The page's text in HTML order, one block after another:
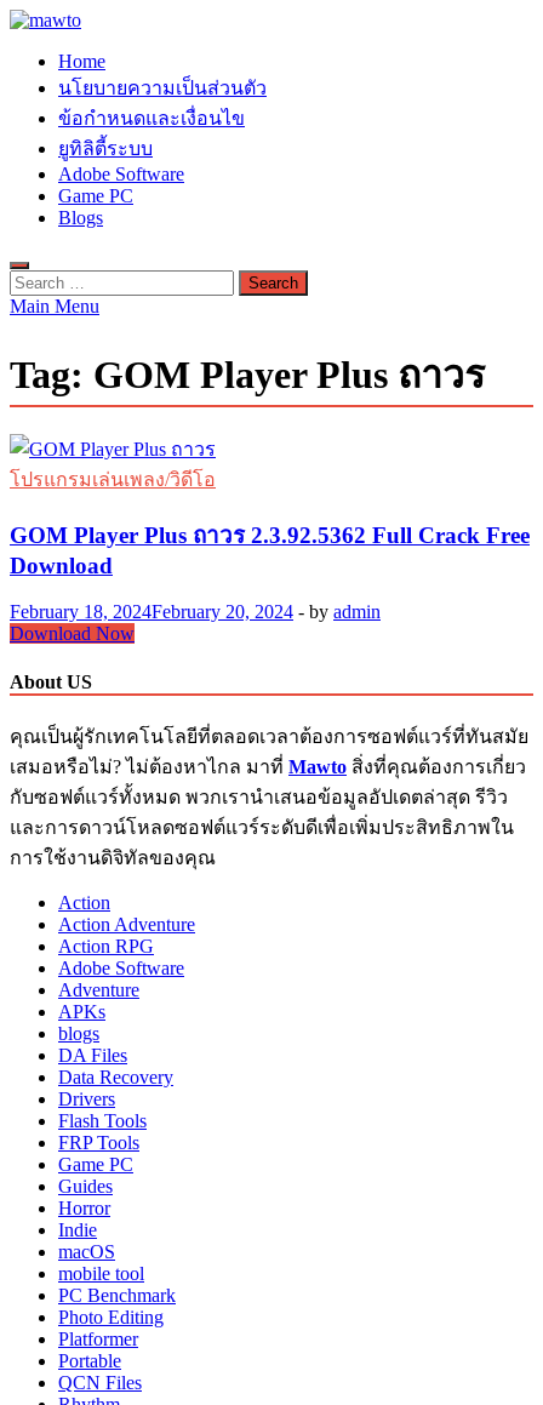
Skip
content
MAWTO
ดาวน์โหลดโปรแกรมฟรี ตัวเต็มถาวร ใหม่ 2023 ไม่ครอบลิงค์
Home
นโยบายความเป็นส่วนตัว
ข้อกำหนดและเงื่อนไข
ยูทิลิตี้ระบบ
Adobe Software
Game PC
Blogs
Search
for:
Main Menu
Tag: GOM Player Plus ถาวร
โปรแกรมเล่นเพลง/วิดีโอ
GOM Player Plus ถาวร 2.3.92.5362 Full Crack Free
Download
February 18, 2024February 20, 2024 - by admin
GOM
Plus
ถาวร
2.3.92.5362
Full
Crack
Free
Download Now
About US
คุณเป็นผู้รักเทคโนโลยีที่ตลอดเวลาต้องการซอฟต์แวร์ที่ทันสมัย
เสมอหรือไม่? ไม่ต้องหาไกล มาที่ Mawto สิ่งที่คุณต้องการเกี่ยว
กับซอฟต์แวร์ทั้งหมด พวกเรานำเสนอข้อมูลอัปเดตล่าสุด รีวิว
และการดาวน์โหลดซอฟต์แวร์ระดับดีเพื่อเพิ่มประสิทธิภาพใน
การใช้งานดิจิทัลของคุณ
Action
Action Adventure
Action RPG
Adobe Software
Adventure
APKs
blogs
DA Files
Data Recovery
Drivers
Flash Tools
FRP Tools
Game PC
Guides
Horror
Indie
macOS
mobile tool
PC Benchmark
Photo Editing
Platformer
Portable
QCN Files